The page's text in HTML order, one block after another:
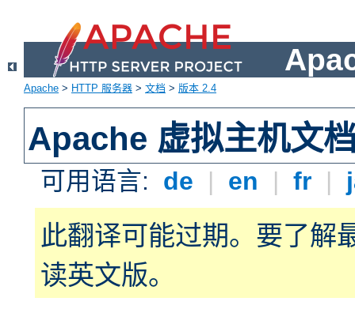
Apache > HTTP 服务器 > 文档 > 版本 2.4
Apache 虚拟主机文
可用语言: de | en | fr |
此翻译可能过期。要了解
读英文版。